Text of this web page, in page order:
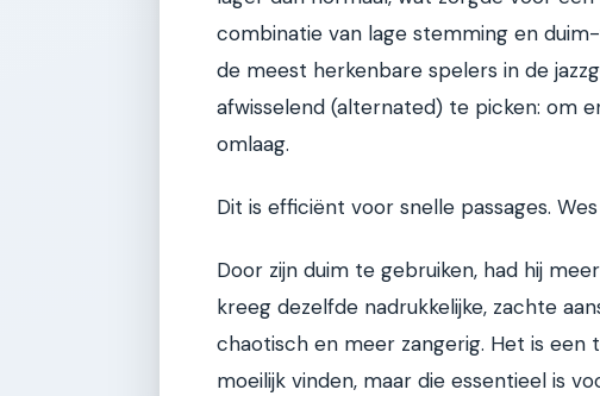
combinatie van lage stemming en
de meest herkenbare spelers in de
afwisselend (alternated) te picken: om
omlaag.
Dit is efficiënt voor snelle passages.
Door zijn duim te gebruiken, had hij
kreeg dezelfde nadrukkelijke, zachte
chaotisch en meer zangerig. Het is
moeilijk vinden, maar die essentieel is